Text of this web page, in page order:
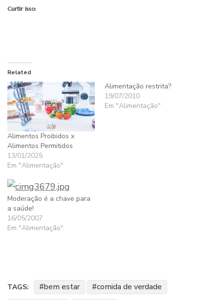
Curtir isso:
Related
Alimentos Proibidos x
Alimentos Permitidos
13/01/2025
Em "Alimentação"
Alimentação restrita?
19/07/2010
Em "Alimentação"
Moderação é a chave para
a saúde!
16/05/2007
Em "Alimentação"
TAGS: bem estar
comida de verdade